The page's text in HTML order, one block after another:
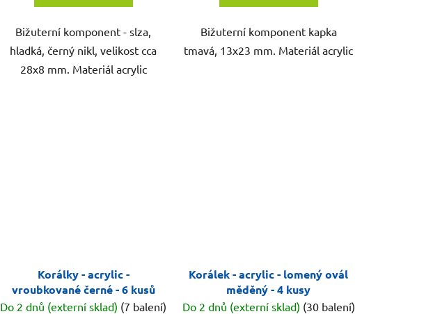
Bižuterní komponent - slza,
hladká, černý nikl, velikost cca
28x8 mm. Materiál acrylic
Bižuterní komponent kapka
tmavá, 13x23 mm. Materiál acrylic
Korálky - acrylic -
vroubkované černé - 6 kusů
Do 2 dnů (externí sklad) (7 balení)
Korálek - acrylic - lomený ovál
měděný - 4 kusy
Do 2 dnů (externí sklad) (30 balení)